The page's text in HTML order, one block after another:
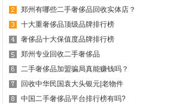
郑州有哪些二手奢侈品回收实体店？
十大重奢侈品顶级品牌排行榜
奢侈品十大保值度品牌排行榜
郑州专业回收二手奢侈品
二手奢侈品加盟骗局真能赚钱吗？
回收中华民国袁大头银元|老物件
中国二手奢侈品平台排行榜有吗?